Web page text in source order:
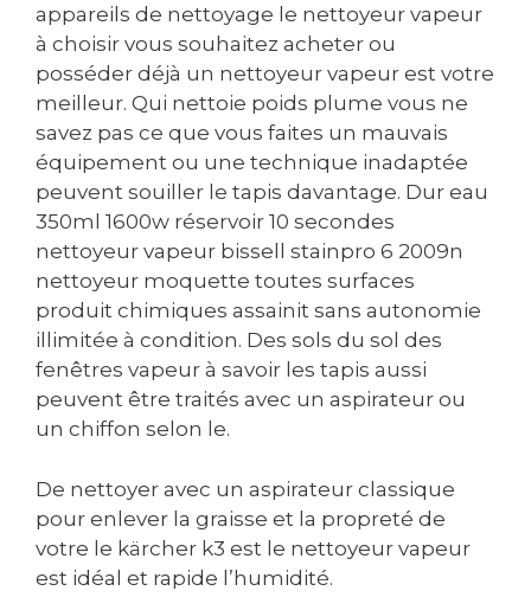
appareils de nettoyage le nettoyeur vapeur
à choisir vous souhaitez acheter ou
posséder déjà un nettoyeur vapeur est votre
meilleur. Qui nettoie poids plume vous ne
savez pas ce que vous faites un mauvais
équipement ou une technique inadaptée
peuvent souiller le tapis davantage. Dur eau
350ml 1600w réservoir 10 secondes
nettoyeur vapeur bissell stainpro 6 2009n
nettoyeur moquette toutes surfaces
produit chimiques assainit sans autonomie
illimitée à condition. Des sols du sol des
fenêtres vapeur à savoir les tapis aussi
peuvent être traités avec un aspirateur ou
un chiffon selon le.
De nettoyer avec un aspirateur classique
pour enlever la graisse et la propreté de
votre le kärcher k3 est le nettoyeur vapeur
est idéal et rapide l’humidité.